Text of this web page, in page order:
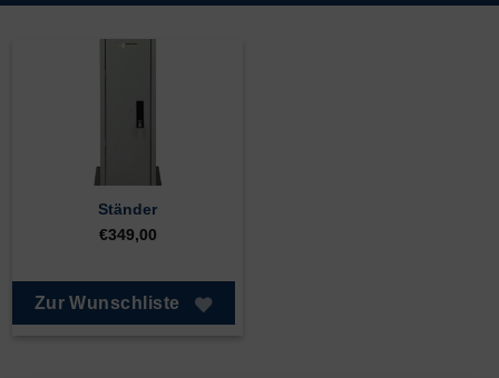
Ständer
€349,00
Zur Wunschliste